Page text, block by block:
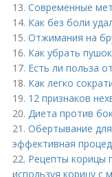
13. Современные
14. Как без боли
15. Отжимания на
16. Как убрать
17. Есть ли польза
18. Как легко
19. 12 признаков
20. Диета против
21. Обертывание
эффективная
22. Рецепты корицы
используя корицу с